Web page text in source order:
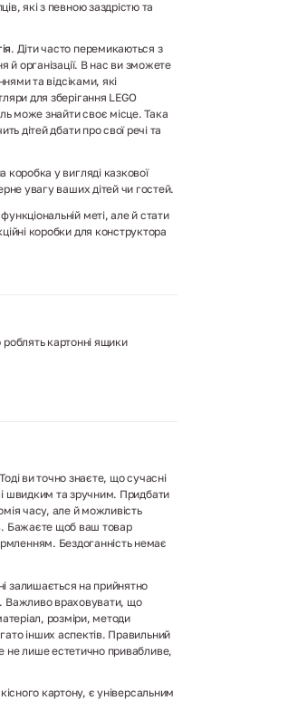
які з певною заздрістю та
. Діти часто перемикаються з
й організації. В нас ви зможете
та відсіками, які
для зберігання LEGO
може знайти своє місце. Така
дітей дбати про свої речі та
коробка у вигляді казкової
увагу ваших дітей чи гостей.
меті, але й стати
коробки для конструктора
роблять картонні ящики
ви точно знаєте, що сучасні
швидким та зручним. Придбати
часу, але й можливість
Бажаєте щоб ваш товар
Бездоганність немає
залишається на прийнятно
Важливо враховувати, що
розміри, методи
інших аспектів. Правильний
не лише естетично привабливе,
картону, є універсальним